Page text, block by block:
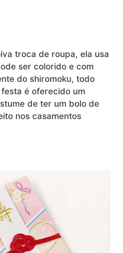
troca de roupa, ela usa
ser colorido e com
do shiromoku, todo
é oferecido um
de ter um bolo de
nos casamentos